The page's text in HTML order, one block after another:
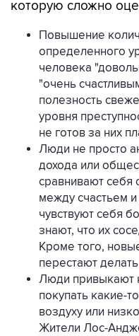
которую сложно
Повышение
определенного
человека
"очень
полезность
уровня
не готов за них
Люди не просто
дохода или
сравнивают себя
между счастьем
чувствуют себя
знают, что их
Кроме того,
перестают
Люди привыкают
покупать какие-
воздуху или
Жители Лос-